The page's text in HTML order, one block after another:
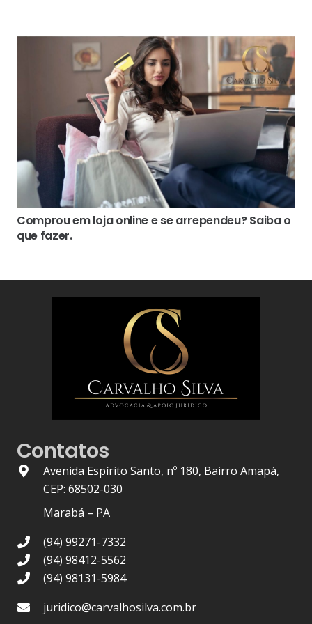
Comprou em loja online e se arrependeu? Saiba o
que fazer.
Contatos
Avenida Espírito Santo, nº 180, Bairro Amapá,
CEP: 68502-030
Marabá – PA
(94) 99271-7332
(94) 98412-5562
(94) 98131-5984
juridico@carvalhosilva.com.br